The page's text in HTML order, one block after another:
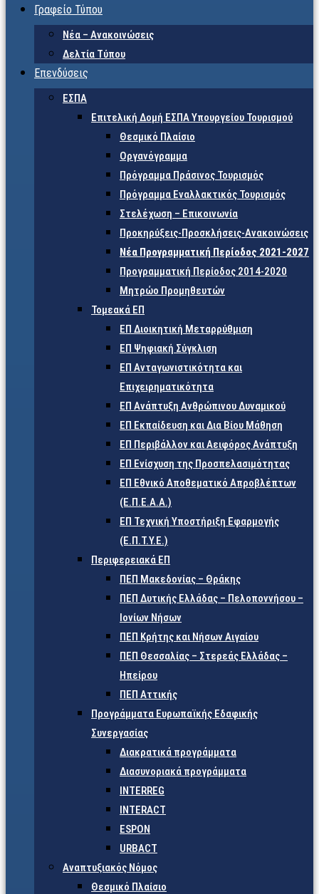
Γραφείο Τύπου
Νέα – Ανακοινώσεις
Δελτία Τύπου
Επενδύσεις
ΕΣΠΑ
Επιτελική Δομή ΕΣΠΑ Υπουργείου Τουρισμού
Θεσμικό Πλαίσιο
Οργανόγραμμα
Πρόγραμμα Πράσινος Τουρισμός
Πρόγραμμα Εναλλακτικός Τουρισμός
Στελέχωση – Επικοινωνία
Προκηρύξεις-Προσκλήσεις-Ανακοινώσεις
Νέα Προγραμματική Περίοδος 2021-2027
Προγραμματική Περίοδος 2014-2020
Μητρώο Προμηθευτών
Τομεακά ΕΠ
ΕΠ Διοικητική Μεταρρύθμιση
ΕΠ Ψηφιακή Σύγκλιση
ΕΠ Ανταγωνιστικότητα και
Επιχειρηματικότητα
ΕΠ Ανάπτυξη Ανθρώπινου Δυναμικού
ΕΠ Εκπαίδευση και Δια Βίου Μάθηση
ΕΠ Περιβάλλον και Αειφόρος Ανάπτυξη
ΕΠ Ενίσχυση της Προσπελασιμότητας
ΕΠ Εθνικό Αποθεματικό Απροβλέπτων
(Ε.Π.Ε.Α.Α.)
ΕΠ Τεχνική Υποστήριξη Εφαρμογής
(Ε.Π.Τ.Υ.Ε.)
Περιφερειακά ΕΠ
ΠΕΠ Μακεδονίας – Θράκης
ΠΕΠ Δυτικής Ελλάδας – Πελοποννήσου –
Ιονίων Νήσων
ΠΕΠ Κρήτης και Νήσων Αιγαίου
ΠΕΠ Θεσσαλίας – Στερεάς Ελλάδας –
Ηπείρου
ΠΕΠ Αττικής
Προγράμματα Ευρωπαϊκής Εδαφικής
Συνεργασίας
Διακρατικά προγράμματα
Διασυνοριακά προγράμματα
INTERREG
INTERACT
ESPON
URBACT
Αναπτυξιακός Νόμος
Θεσμικό Πλαίσιο